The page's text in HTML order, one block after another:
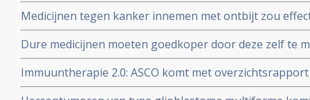
Medicijnen tegen kanker innemen met ontbijt zou
dosering zou miljoenen kunnen besparen
Dure medicijnen moeten goedkoper door deze zelf te
Jan Schellens in de DWDD van 8 februari 2017
Immuuntherapie 2.0: ASCO komt met
ontwikkelingen bij kanker van afgelopen jaar en